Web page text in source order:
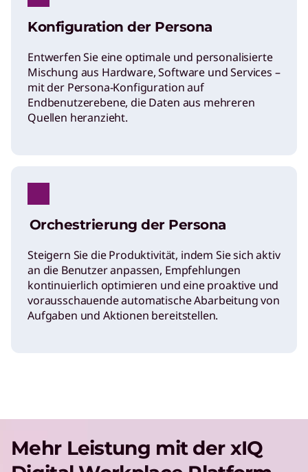
Konfiguration der Persona
Entwerfen Sie eine optimale und personalisierte
Mischung aus Hardware, Software und Services –
mit der Persona-Konfiguration auf
Endbenutzerebene, die Daten aus mehreren
Quellen heranzieht.
Orchestrierung der Persona
Steigern Sie die Produktivität, indem Sie sich aktiv
an die Benutzer anpassen, Empfehlungen
kontinuierlich optimieren und eine proaktive und
vorausschauende automatische Abarbeitung von
Aufgaben und Aktionen bereitstellen.
Mehr Leistung mit der xIQ